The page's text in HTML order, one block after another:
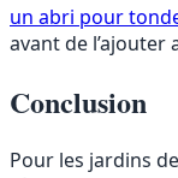
un abri pour
avant de l’ajouter
Conclusion
Pour les jardins